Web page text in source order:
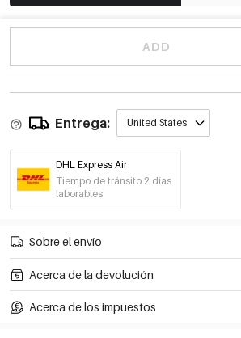
ADD
Entrega: United States
DHL Express Air
Tiempo de tránsito 2 días
laborables
Sobre el envío
Acerca de la devolución
Acerca de los impuestos